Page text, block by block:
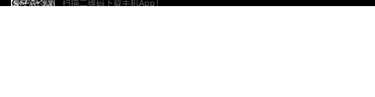
扫描二维码下载手机App！